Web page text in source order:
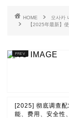
HOME 오사카
【2025年最新】
[2025] 彻底调查配
能、费用、安全性